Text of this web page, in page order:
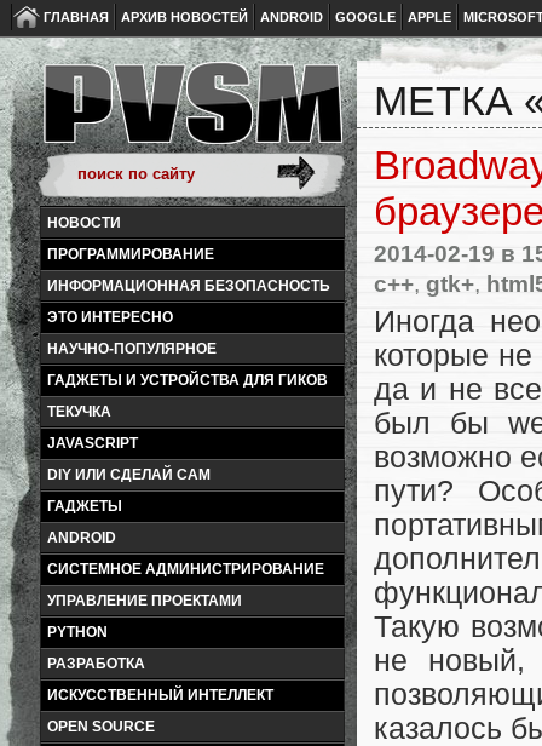
ГЛАВНАЯ АРХИВ НОВОСТЕЙ ANDROID GOOGLE APPLE
НОВОСТИ
ПРОГРАММИРОВАНИЕ
ИНФОРМАЦИОННАЯ БЕЗОПАСНОСТЬ
ЭТО ИНТЕРЕСНО
НАУЧНО-ПОПУЛЯРНОЕ
ГАДЖЕТЫ И УСТРОЙСТВА ДЛЯ ГИКОВ
ТЕКУЧКА
JAVASCRIPT
DIY ИЛИ СДЕЛАЙ САМ
ГАДЖЕТЫ
ANDROID
СИСТЕМНОЕ АДМИНИСТРИРОВАНИЕ
УПРАВЛЕНИЕ ПРОЕКТАМИ
PYTHON
РАЗРАБОТКА
ИСКУССТВЕННЫЙ ИНТЕЛЛЕКТ
OPEN SOURCE
МЕТКА
2014-02-19 в
c++, gtk+,
Иногда
которые не
да и не
был бы
возможно
пути?
Такую
не новый,
казалось